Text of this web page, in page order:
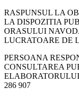
RASPUNSUL LA
LA DISPOZITIA
ORASULUI
LUCRATOARE DE
PERSOANA
CONSULTAREA
286 907